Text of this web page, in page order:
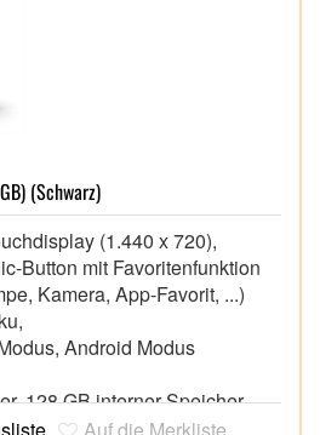
(Schwarz)
(1.440 x 720),
Button mit Favoritenfunktion
Kamera, App-Favorit, ...)
Android Modus
128 GB interner Speicher,
über microSD Karte
Auf die Merkliste